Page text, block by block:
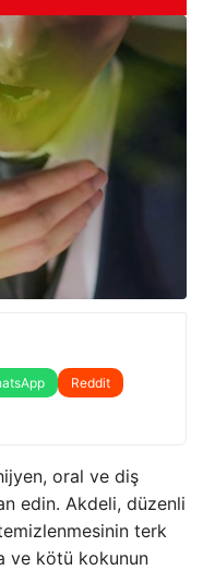
Reddit
oral ve diş
edin. Akdeli, düzenli
terk
ve kötü kokunun